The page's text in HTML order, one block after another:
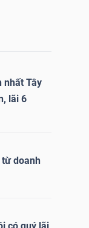
nhất Tây
lãi 6
từ doanh